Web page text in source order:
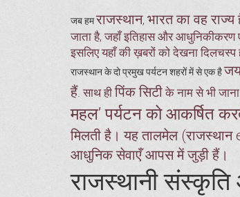
जब हमराजस्थान, भारत का वह
जाता है, जहाँ इतिहास और आधुनिकीकरण
इसलिए यहाँ की ख़बरों को देखना दिलचस्प
राजस्थान के दो प्रमुख पर्यटन शहरों में से एक है
हैं. साथ हीपिंक सिटीके नाम से भी
महल’ पर्यटन को आकर्षित
मिलती है। यह तालमेल
आधुनिक सेवाएँ आपस में जुड़ी हैं।
राजस्थानी